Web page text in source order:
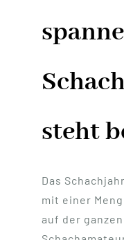
steht
Das
mit einer
auf der